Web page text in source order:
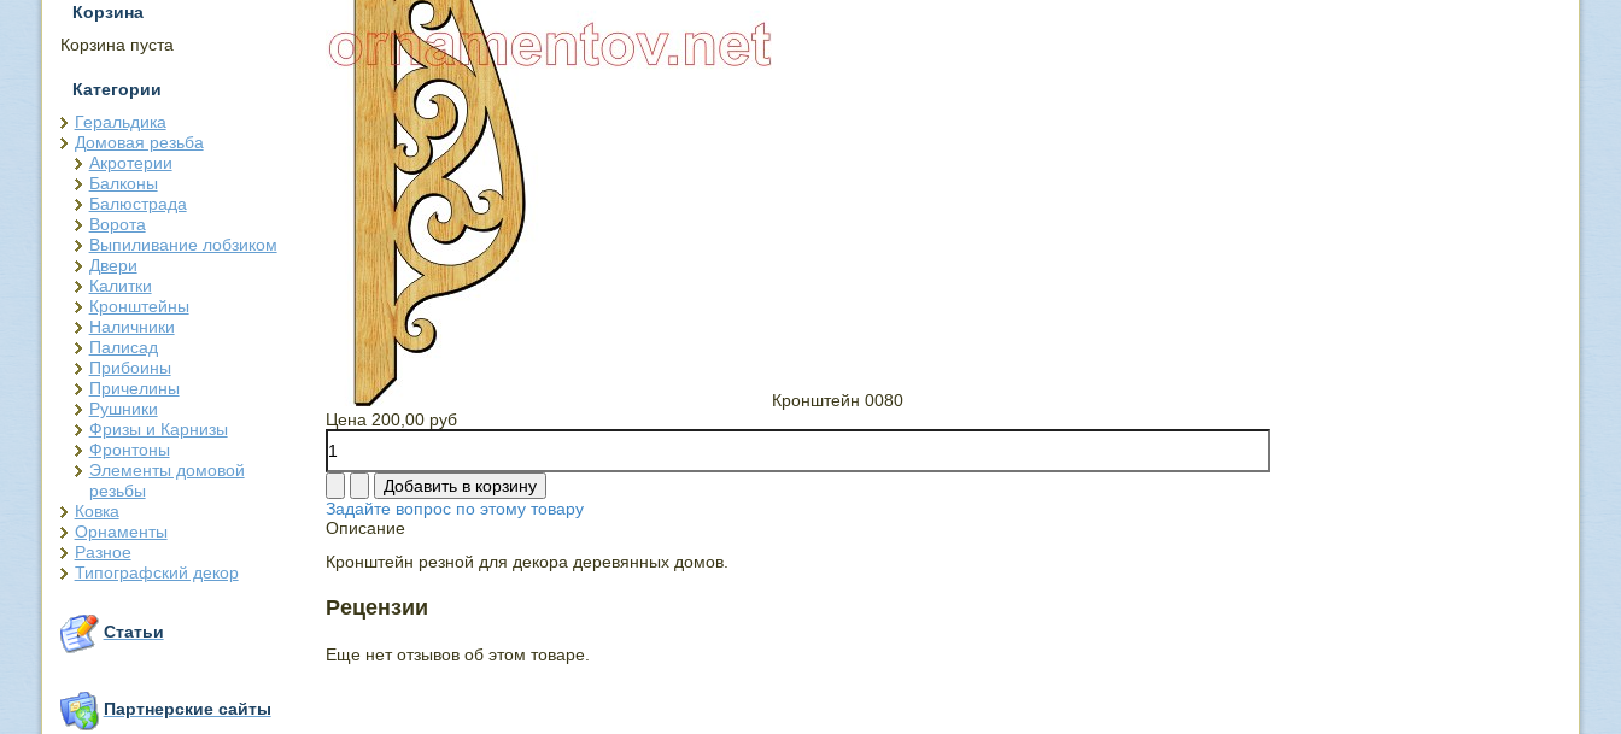
Корзина
Корзина пуста
Категории
Геральдика
Домовая резьба
Акротерии
Балконы
Балюстрада
Ворота
Выпиливание лобзиком
Двери
Калитки
Кронштейны
Наличники
Палисад
Прибоины
Причелины
Рушники
Фризы и Карнизы
Фронтоны
Элементы домовой
резьбы
Ковка
Орнаменты
Разное
Типографский декор
Статьи
Партнерские сайты
Кронштейн 0080
Цена 200,00 руб
Задайте вопрос по этому товару
Описание
Кронштейн резной для декора деревянных домов.
Рецензии
Еще нет отзывов об этом товаре.